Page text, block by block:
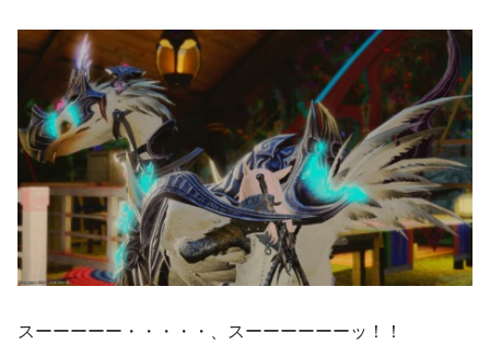
スーーーーー・・・・・、スーーーーーーッ！！